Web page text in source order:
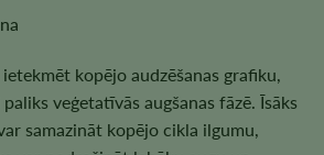
kopējo audzēšanas grafiku,
veģetatīvās augšanas fāzē. Īsāks
samazināt kopējo cikla ilgumu,